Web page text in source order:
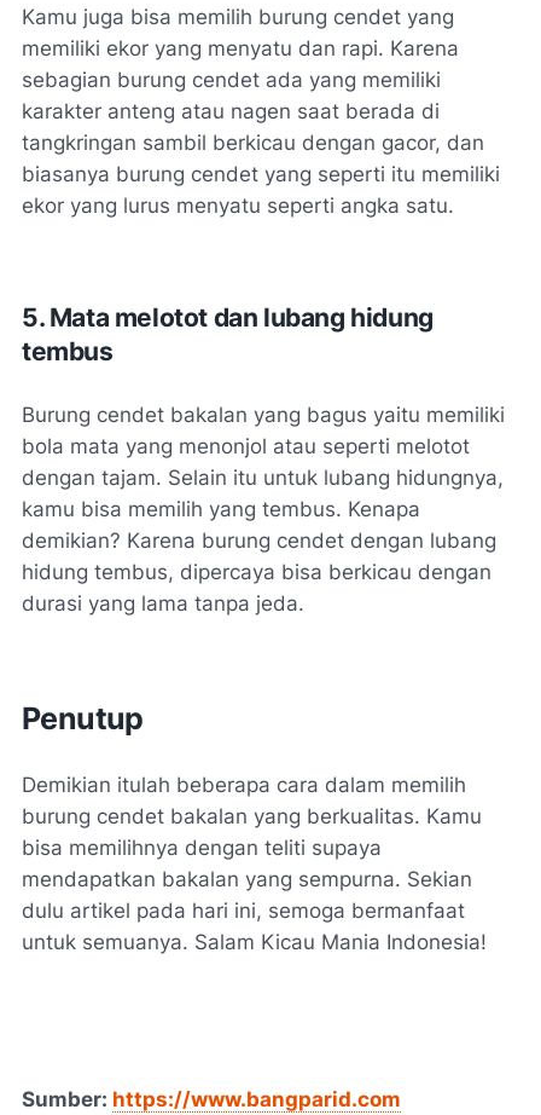
Kamu juga bisa memilih burung cendet yang
memiliki ekor yang menyatu dan rapi. Karena
sebagian burung cendet ada yang memiliki
karakter anteng atau nagen saat berada di
tangkringan sambil berkicau dengan gacor, dan
biasanya burung cendet yang seperti itu memiliki
ekor yang lurus menyatu seperti angka satu.
5. Mata melotot dan lubang hidung
tembus
Burung cendet bakalan yang bagus yaitu memiliki
bola mata yang menonjol atau seperti melotot
dengan tajam. Selain itu untuk lubang hidungnya,
kamu bisa memilih yang tembus. Kenapa
demikian? Karena burung cendet dengan lubang
hidung tembus, dipercaya bisa berkicau dengan
durasi yang lama tanpa jeda.
Penutup
Demikian itulah beberapa cara dalam memilih
burung cendet bakalan yang berkualitas. Kamu
bisa memilihnya dengan teliti supaya
mendapatkan bakalan yang sempurna. Sekian
dulu artikel pada hari ini, semoga bermanfaat
untuk semuanya. Salam Kicau Mania Indonesia!
Sumber: https://www.bangparid.com